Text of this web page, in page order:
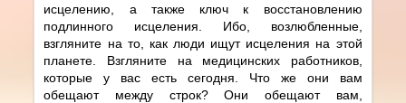
исцелению, а также ключ к восстановлению
подлинного исцеления. Ибо, возлюбленные,
взгляните на то, как люди ищут исцеления на этой
планете. Взгляните на медицинских работников,
которые у вас есть сегодня. Что же они вам
обещают между строк? Они обещают вам,